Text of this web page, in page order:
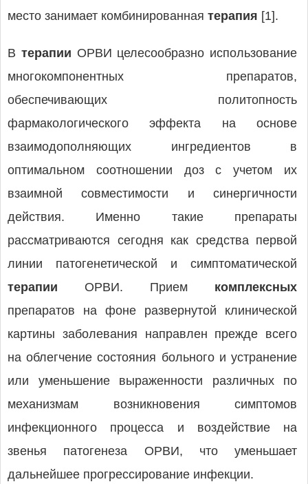
место занимает комбинированная терапия [1].
В терапии ОРВИ целесообразно использование
многокомпонентных препаратов,
обеспечивающих политопность
фармакологического эффекта на основе
взаимодополняющих ингредиентов в
оптимальном соотношении доз с учетом их
взаимной совместимости и синергичности
действия. Именно такие препараты
рассматриваются сегодня как средства первой
линии патогенетической и симптоматической
терапии ОРВИ. Прием комплексных
препаратов на фоне развернутой клинической
картины заболевания направлен прежде всего
на облегчение состояния больного и устранение
или уменьшение выраженности различных по
механизмам возникновения симптомов
инфекционного процесса и воздействие на
звенья патогенеза ОРВИ, что уменьшает
дальнейшее прогрессирование инфекции.